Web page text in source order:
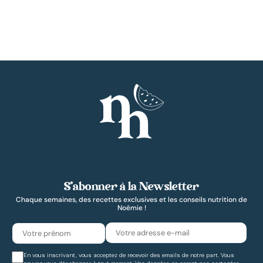
S’abonner à la Newsletter
Chaque semaines, des recettes exclusives et les conseils nutrition de
Noémie !
En vous inscrivant, vous acceptez de recevoir des emails de notre part. Vous